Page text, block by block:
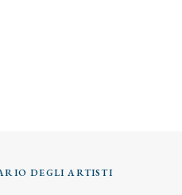
DEGLI ARTISTI